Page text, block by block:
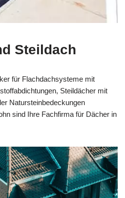
Steildach
für Flachdachsysteme mit
Steildächer mit
Natursteinbedeckungen
sind Ihre Fachfirma für Dächer in